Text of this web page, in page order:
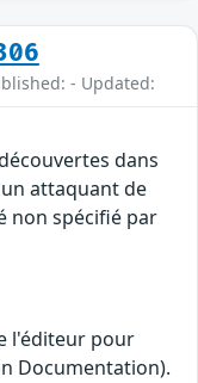
- Updated:
dans
attaquant de
non spécifié par
l'éditeur pour
Documentation).